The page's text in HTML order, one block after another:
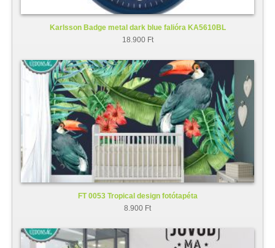
Karlsson Badge metal dark blue falióra KA5610BL
18.900 Ft
FT 0053 Tropical design fotótapéta
8.900 Ft